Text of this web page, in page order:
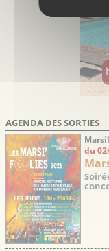
AGENDA DES SORTIES
du